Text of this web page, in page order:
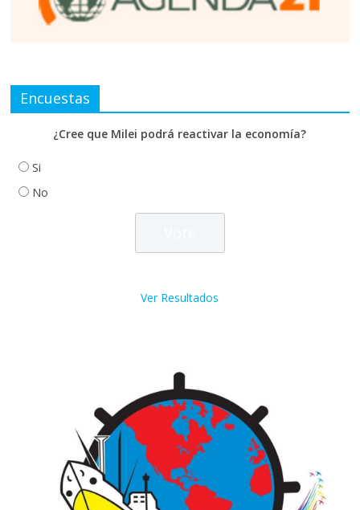
Encuestas
¿Cree que Milei podrá reactivar la economía?
Si
No
Ver Resultados